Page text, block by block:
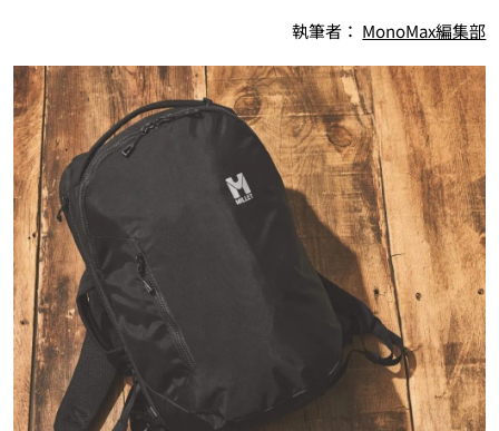
執筆者： MonoMax編集部